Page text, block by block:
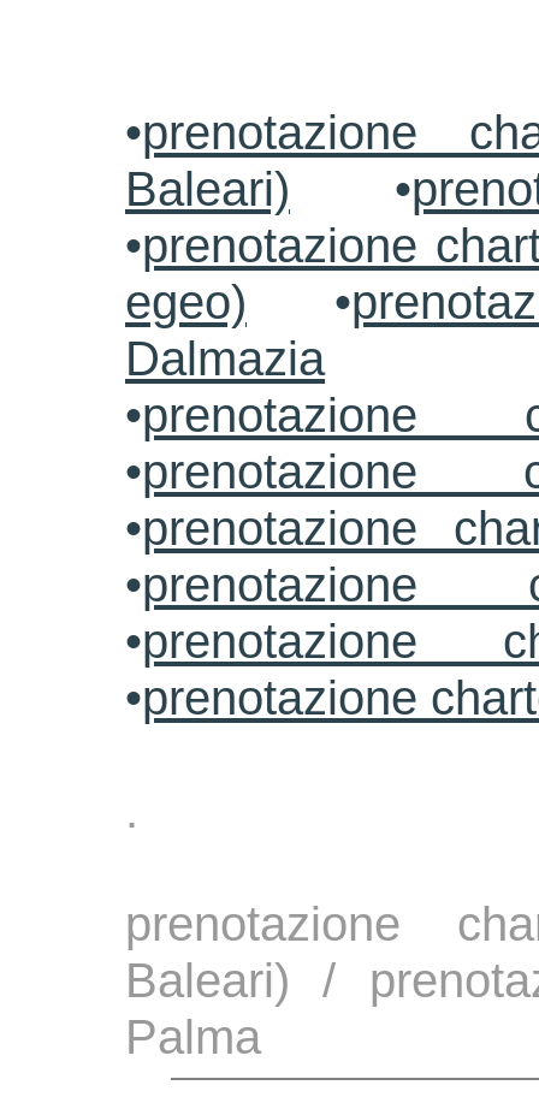
•prenotazione
Baleari) •
•prenotazione
egeo) •
Dalmazia
•prenotazione
•prenotazione
•prenotazione
•prenotazione
•prenotazione
•prenotazione
.
prenotazione
Baleari) /
Palma